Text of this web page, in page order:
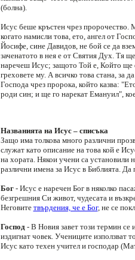
(болна).
Исус беше кръстен чрез пророчество.
когато намисли това, ето, ангел от
Йосифе, сине Давидов, не бой се да
заченатото в нея е от Святия Дух. Тя
наречеш Исус; защото Той е, Който ще
греховете му. А всичко това стана, за
Господа чрез пророка, който казва:
роди син; и ще го нарекат Емануил",
Названията на Исус – списъка
Защо има толкова много различни
служат като описание на това кой е
на хората. Някои учени са установили
различни имена за Исус в Библията. Да
Бог- Исус е наречен Бог в няколко
безгрешния Си живот, чудесата и
Неговите твърдения, че е Бог, не се
Господ- В Новия завет този термин се
издигнат човек. Учениците използват
Исус като техен учител и господар